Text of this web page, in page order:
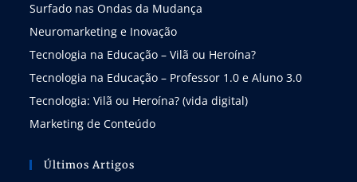
Surfado nas Ondas da Mudança
Neuromarketing e Inovação
Tecnologia na Educação – Vilã ou Heroína?
Tecnologia na Educação – Professor 1.0 e Aluno 3.0
Tecnologia: Vilã ou Heroína? (vida digital)
Marketing de Conteúdo
Últimos Artigos